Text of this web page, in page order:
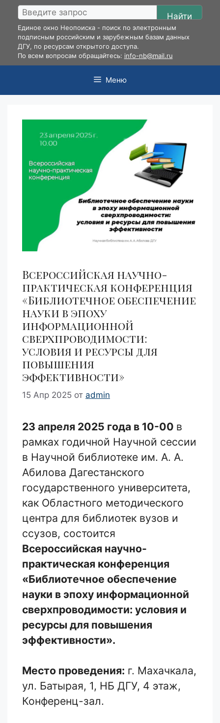
Перейти
содержимому
Найти
Единое окно Неопоиска - поиск по электронным
подписным российским и зарубежным базам данных
ДГУ, по ресурсам открытого доступа.
По всем вопросам обращайтесь: info-nb@mail.ru
Меню
Всероссийская научно-
практическая конференция
«Библиотечное обеспечение
науки в эпоху
информационной
сверхпроводимости:
условия и ресурсы для
повышения
эффективности»
15 Апр 2025 от admin
23 апреля 2025 года в 10-00 в
рамках годичной Научной сессии
в Научной библиотеке им. А. А.
Абилова Дагестанского
государственного университета,
как Областного методического
центра для библиотек вузов и
ссузов, состоится
Всероссийская научно-
практическая конференция
«Библиотечное обеспечение
науки в эпоху информационной
сверхпроводимости: условия и
ресурсы для повышения
эффективности».
Место проведения: г. Махачкала,
ул. Батырая, 1, НБ ДГУ, 4 этаж,
Конференц-зал.